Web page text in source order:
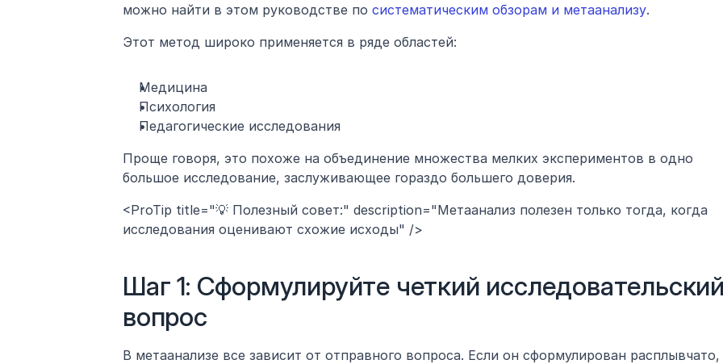
можно найти в этом руководстве по систематическим обзорам и метаанализу.
Этот метод широко применяется в ряде областей:
Медицина
Психология
Педагогические исследования
Проще говоря, это похоже на объединение множества мелких экспериментов в одно
большое исследование, заслуживающее гораздо большего доверия.
<ProTip title="💡 Полезный совет:" description="Метаанализ полезен только тогда, когда
исследования оценивают схожие исходы" />
Шаг 1: Сформулируйте четкий
вопрос
В метаанализе все зависит от отправного вопроса. Если он сформулирован расплывчато,